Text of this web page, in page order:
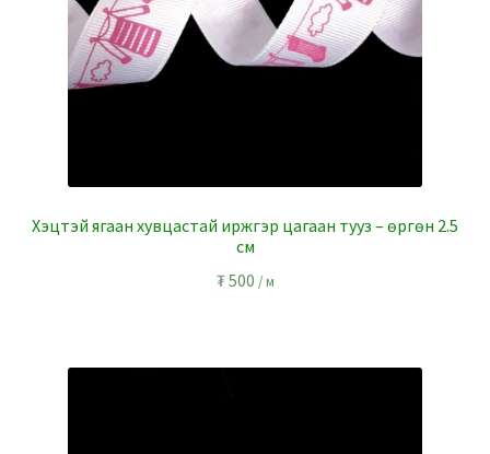
Хэцтэй ягаан хувцастай иржгэр цагаан тууз – өргөн 2.5
см
₮500 / м